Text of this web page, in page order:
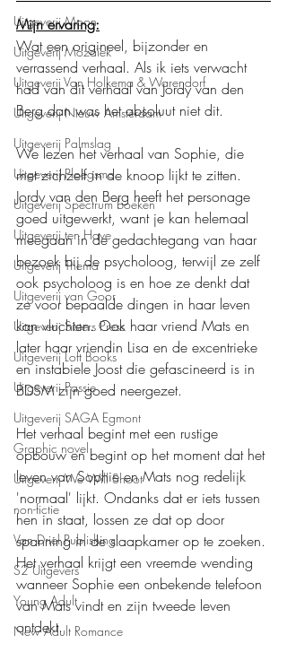
Uitgeverij Moon
Uitgeverij Mozaïek
Uitgeverij Van Holkema & Warendorf
Uitgeverij Nieuw Amsterdam
Uitgeverij Palmslag
Uitgeverij Ploegsma
Uitgeverij Spectrum boeken
Uitgeverij ten Have
Uitgeverij Thema
Uitgeverij van Goor
Uitgeverij Sisters Press
Uitgeverij Loft Books
Uitgeverij Passie
Uitgeverij SAGA Egmont
Graphic novel
Uitgeverij We Will Shoot
non-fictie
Van Driel Publishing
S2 Uitgevers
Young Adult
New Adult Romance
Mijn ervaring:
Wat een origineel, bijzonder en
verrassend verhaal. Als ik iets verwacht
had van dit verhaal van Jordy van den
Berg dan was het absoluut niet dit.
We lezen het verhaal van Sophie, die
met zichzelf in de knoop lijkt te zitten.
Jordy van den Berg heeft het personage
goed uitgewerkt, want je kan helemaal
meegaan in de gedachtegang van haar
bezoek bij de psycholoog, terwijl ze zelf
ook psycholoog is en hoe ze denkt dat
ze voor bepaalde dingen in haar leven
kan vluchten. Ook haar vriend Mats en
later haar vriendin Lisa en de excentrieke
en instabiele Joost die gefascineerd is in
BDSM zijn goed neergezet.
Het verhaal begint met een rustige
opbouw en begint op het moment dat het
leven van Sophie en Mats nog redelijk
'normaal' lijkt. Ondanks dat er iets tussen
hen in staat, lossen ze dat op door
spanning in de slaapkamer op te zoeken.
Het verhaal krijgt een vreemde wending
wanneer Sophie een onbekende telefoon
van Mats vindt en zijn tweede leven
ontdekt.